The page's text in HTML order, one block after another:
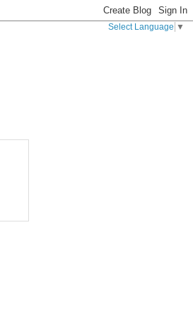
Select Language ▼